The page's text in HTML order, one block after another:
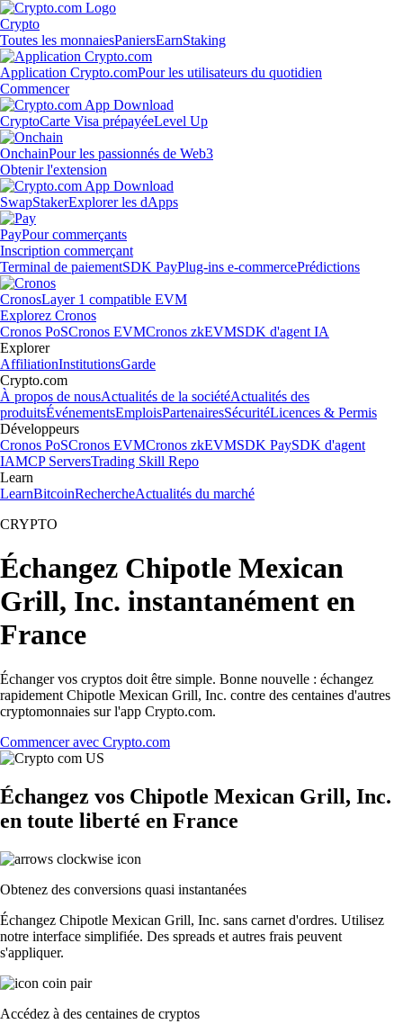
Crypto
Toutes les monnaiesPaniersEarnStaking
Application Crypto.comPour les utilisateurs du quotidien
Commencer
CryptoCarte Visa prépayéeLevel Up
OnchainPour les passionnés de Web3
Obtenir l'extension
SwapStakerExplorer les dApps
PayPour commerçants
Inscription commerçant
Terminal de paiementSDK PayPlug-ins e-commercePrédictions
CronosLayer 1 compatible EVM
Explorez Cronos
Cronos PoSCronos EVMCronos zkEVMSDK d'agent IA
Explorer
AffiliationInstitutionsGarde
Crypto.com
À propos de nousActualités de la sociétéActualités des
produitsÉvénementsEmploisPartenairesSécuritéLicences & Permis
Développeurs
Cronos PoSCronos EVMCronos zkEVMSDK PaySDK d'agent
IAMCP ServersTrading Skill Repo
Learn
LearnBitcoinRechercheActualités du marché
CRYPTO
Échangez Chipotle Mexican
Grill, Inc. instantanément en
France
Échanger vos cryptos doit être simple. Bonne nouvelle : échangez
rapidement Chipotle Mexican Grill, Inc. contre des centaines d'autres
cryptomonnaies sur l'app Crypto.com.
Commencer avec Crypto.com
Échangez vos Chipotle Mexican Grill, Inc.
en toute liberté en France
Obtenez des conversions quasi instantanées
Échangez Chipotle Mexican Grill, Inc. sans carnet d'ordres. Utilisez
notre interface simplifiée. Des spreads et autres frais peuvent
s'appliquer.
Accédez à des centaines de cryptos